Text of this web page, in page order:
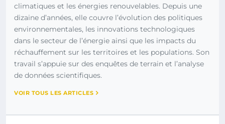
climatiques et les énergies renouvelables. Depuis une
dizaine d’années, elle couvre l’évolution des politiques
environnementales, les innovations technologiques
dans le secteur de l’énergie ainsi que les impacts du
réchauffement sur les territoires et les populations. Son
travail s’appuie sur des enquêtes de terrain et l’analyse
de données scientifiques.
VOIR TOUS LES ARTICLES